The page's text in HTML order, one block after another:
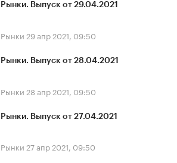
Рынки. Выпуск от 29.04.2021
Рынки 29 апр 2021, 09:50
Рынки. Выпуск от 28.04.2021
Рынки 28 апр 2021, 09:50
Рынки. Выпуск от 27.04.2021
Рынки 27 апр 2021, 09:50